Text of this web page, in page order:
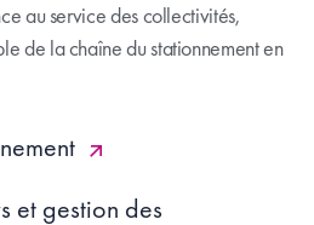
au service des collectivités,
de la chaîne du stationnement en
et gestion des